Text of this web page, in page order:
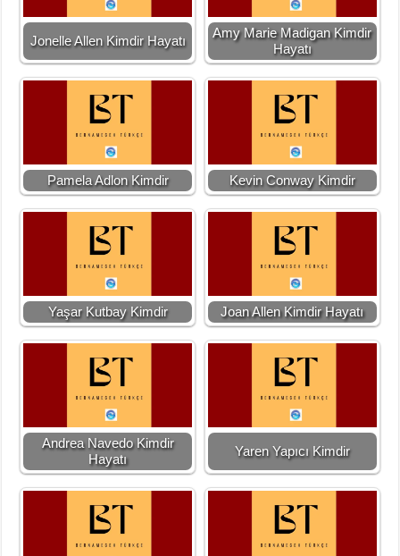
Jonelle Allen Kimdir Hayatı
Amy Marie Madigan Kimdir
Hayatı
Pamela Adlon Kimdir Kevin Conway Kimdir
Yaşar Kutbay Kimdir Joan Allen Kimdir Hayatı
Andrea Navedo Kimdir
Hayatı
Yaren Yapıcı Kimdir